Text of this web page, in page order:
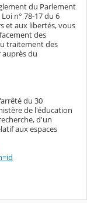
du Parlement
n° 78-17 du 6
et aux libertés, vous
des
traitement des
du
du 30
de l'éducation
d'un
aux espaces